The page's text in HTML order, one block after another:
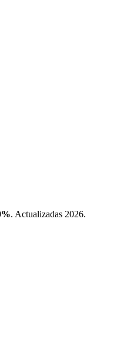
. Actualizadas 2026.